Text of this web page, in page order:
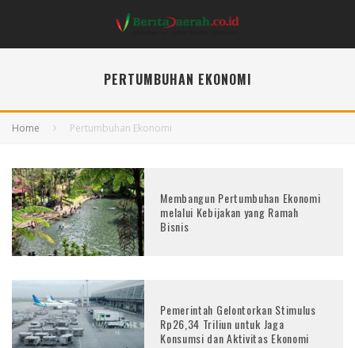
PERTUMBUHAN EKONOMI
Home Pertumbuhan Ekonomi
Membangun Pertumbuhan Ekonomi
melalui Kebijakan yang Ramah
Bisnis
Pemerintah Gelontorkan Stimulus
Rp26,34 Triliun untuk Jaga
Konsumsi dan Aktivitas Ekonomi